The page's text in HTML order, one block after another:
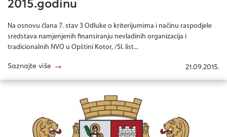
2015.godinu
Na osnovu člana 7. stav 3 Odluke o kriterijumima i načinu raspodjele
sredstava namjenjenih finansiranju nevladinih organizacija i
tradicionalnih NVO u Opštini Kotor, /Sl. list...
Saznajte više → 21.09.2015.